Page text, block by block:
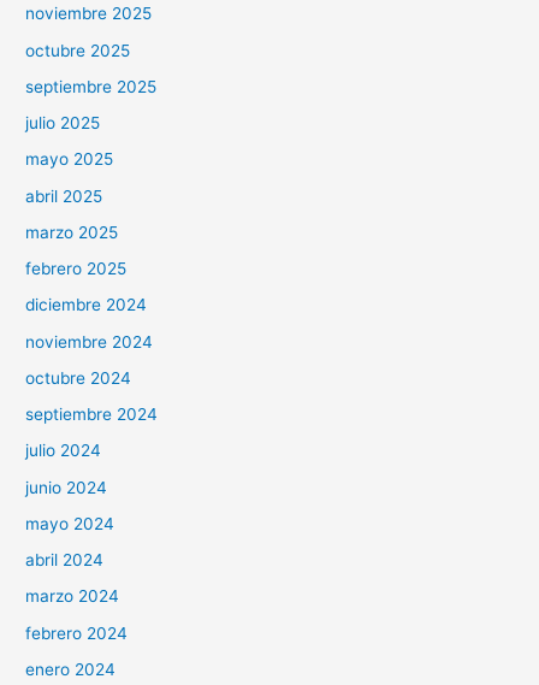
noviembre 2025
octubre 2025
septiembre 2025
julio 2025
mayo 2025
abril 2025
marzo 2025
febrero 2025
diciembre 2024
noviembre 2024
octubre 2024
septiembre 2024
julio 2024
junio 2024
mayo 2024
abril 2024
marzo 2024
febrero 2024
enero 2024